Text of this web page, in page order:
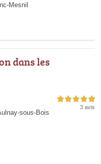
Mesnil
dans les
sous-Bois
5,0 étoiles sur 5
3 avis